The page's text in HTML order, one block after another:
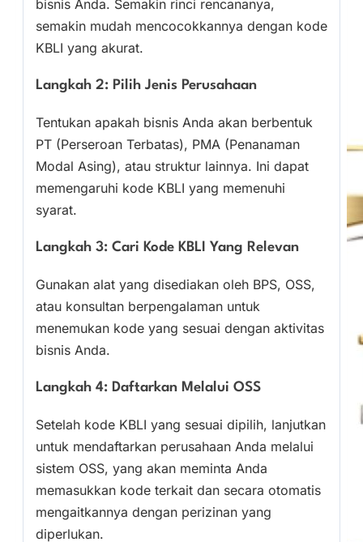
bisnis Anda. Semakin rinci rencananya,
semakin mudah mencocokkannya dengan kode
KBLI yang akurat.
Langkah 2: Pilih Jenis Perusahaan
Tentukan apakah bisnis Anda akan berbentuk
PT (Perseroan Terbatas), PMA (Penanaman
Modal Asing), atau struktur lainnya. Ini dapat
memengaruhi kode KBLI yang memenuhi
syarat.
Langkah 3: Cari Kode KBLI Yang Relevan
Gunakan alat yang disediakan oleh BPS, OSS,
atau konsultan berpengalaman untuk
menemukan kode yang sesuai dengan aktivitas
bisnis Anda.
Langkah 4: Daftarkan Melalui OSS
Setelah kode KBLI yang sesuai dipilih, lanjutkan
untuk mendaftarkan perusahaan Anda melalui
sistem OSS, yang akan meminta Anda
memasukkan kode terkait dan secara otomatis
mengaitkannya dengan perizinan yang
diperlukan.